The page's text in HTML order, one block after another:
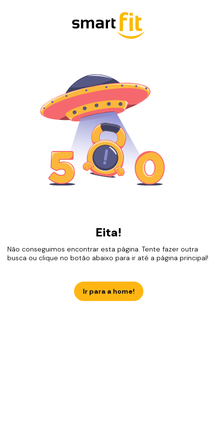
Eita!
Não conseguimos encontrar esta página. Tente fazer outra
busca ou clique no botão abaixo para ir até a página principal!
Ir para a home!